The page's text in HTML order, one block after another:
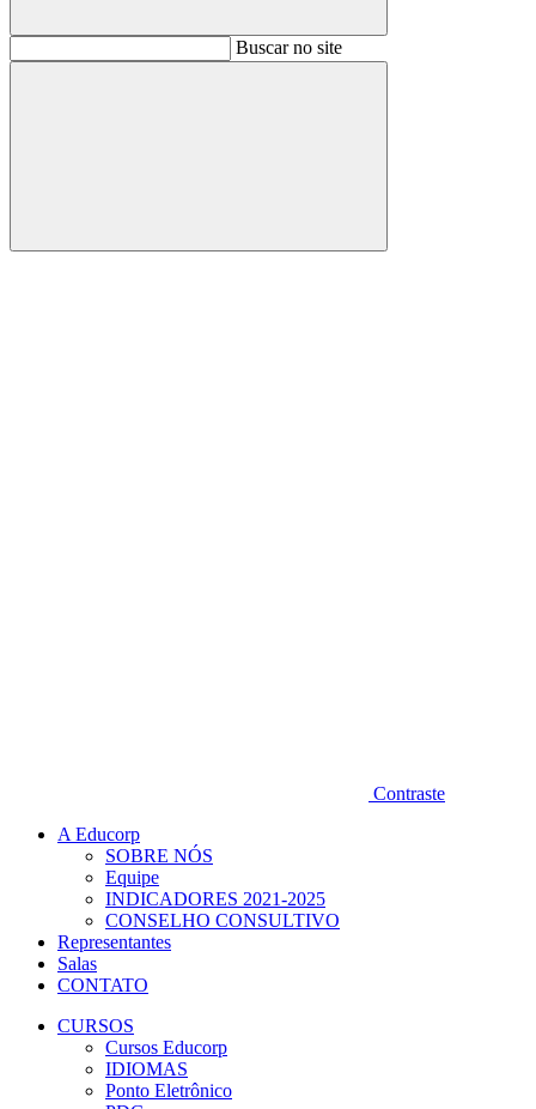
BuscarBuscar no site
Buscar
Contraste
A Educorp
SOBRE NÓS
Equipe
INDICADORES 2021-2025
CONSELHO CONSULTIVO
Representantes
Salas
CONTATO
CURSOS
Cursos Educorp
IDIOMAS
Ponto Eletrônico